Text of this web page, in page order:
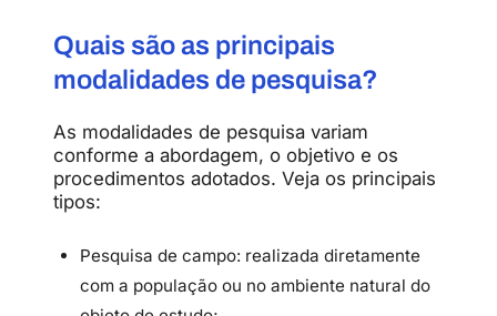
Quais sãoas principais
modalidades de pesquisa?
As modalidades de pesquisa variam
conforme a abordagem, o objetivo e os
procedimentos adotados. Veja os principais
tipos:
Pesquisa de campo: realizada diretamente
com a população ou no ambiente natural do